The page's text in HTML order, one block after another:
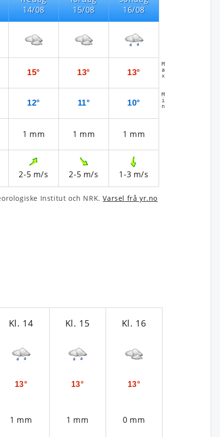
14/08
15/08
16/08
15° 13° 13°
M
a
x
12° 11° 10°
M
i
n
1 mm 1 mm 1 mm
2-5 m/s 2-5 m/s 1-3 m/s
Institut och NRK.Varsel frå yr.no
Kl. 14
13°
1 mm
Kl. 15
13°
1 mm
Kl. 16
13°
0 mm